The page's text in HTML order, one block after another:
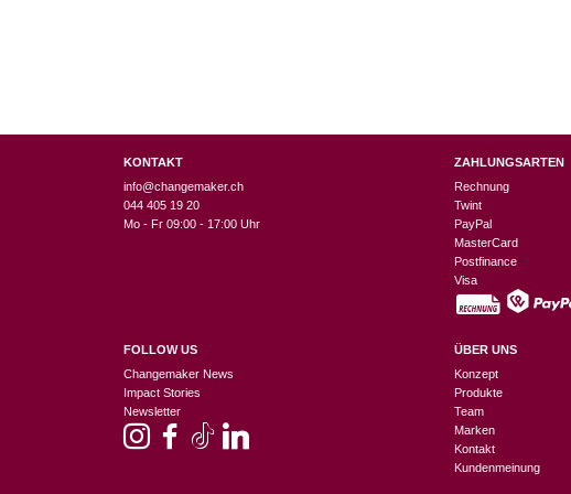
KONTAKT
info@changemaker.ch
044 405 19 20
Mo - Fr 09:00 - 17:00 Uhr
FOLLOW US
Changemaker News
Impact Stories
Newsletter
ZAHLUNGSARTEN
Rechnung
Twint
PayPal
MasterCard
Postfinance
Visa
ÜBER UNS
Konzept
Produkte
Team
Marken
Kontakt
Kundenmeinung